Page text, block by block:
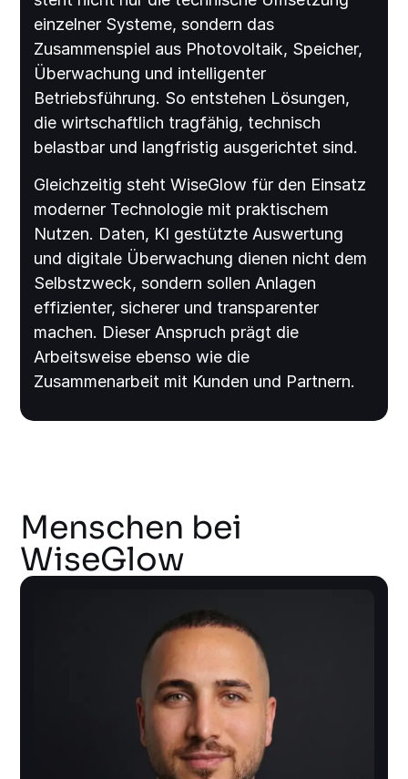
einzelner Systeme, sondern das
Zusammenspiel aus Photovoltaik, Speicher,
Überwachung und intelligenter
Betriebsführung. So entstehen Lösungen,
die wirtschaftlich tragfähig, technisch
belastbar und langfristig ausgerichtet sind.
Gleichzeitig steht WiseGlow für den Einsatz
moderner Technologie mit praktischem
Nutzen. Daten, KI gestützte Auswertung
und digitale Überwachung dienen nicht dem
Selbstzweck, sondern sollen Anlagen
effizienter, sicherer und transparenter
machen. Dieser Anspruch prägt die
Arbeitsweise ebenso wie die
Zusammenarbeit mit Kunden und Partnern.
Menschen bei
WiseGlow